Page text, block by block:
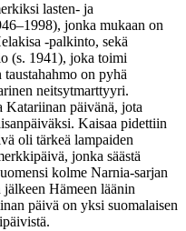
lasten- ja
jonka mukaan on
-palkinto, sekä
(s. 1941), joka toimi
on pyhä
neitsytmarttyyri.
Katariinan päivänä, jota
Kaisaa pidettiin
oli tärkeä lampaiden
jonka säästä
kolme Narnia-sarjan
Hämeen läänin
päivä on yksi suomalaisen